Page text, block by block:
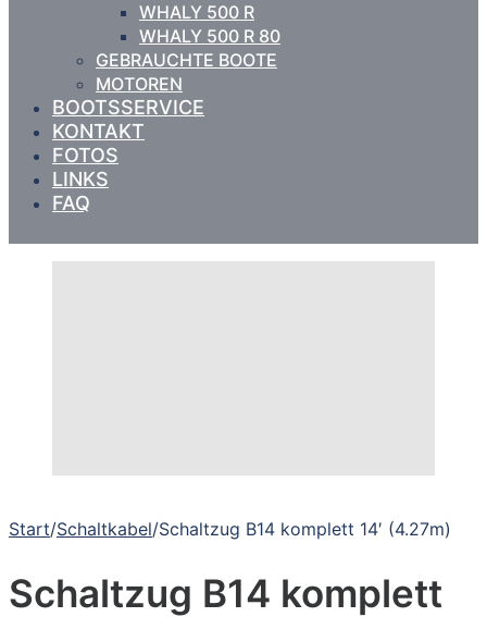
WHALY 500 R
WHALY 500 R 80
GEBRAUCHTE BOOTE
MOTOREN
BOOTSSERVICE
KONTAKT
FOTOS
LINKS
FAQ
Start/Schaltkabel/Schaltzug B14 komplett 14′ (4.27m)
Schaltzug B14 komplett